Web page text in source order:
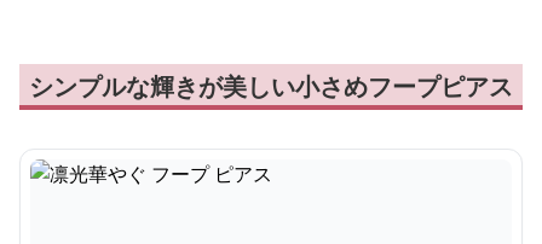
シンプルな輝きが美しい小さめフープピアス